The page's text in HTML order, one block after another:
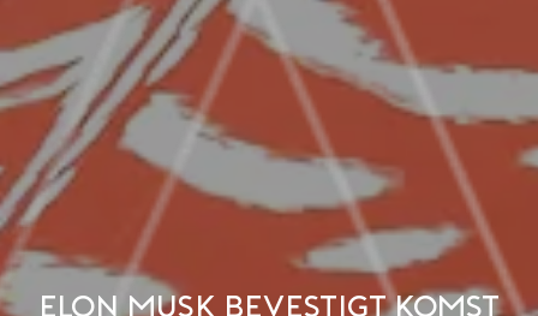
Elon Musk bevestigt komst